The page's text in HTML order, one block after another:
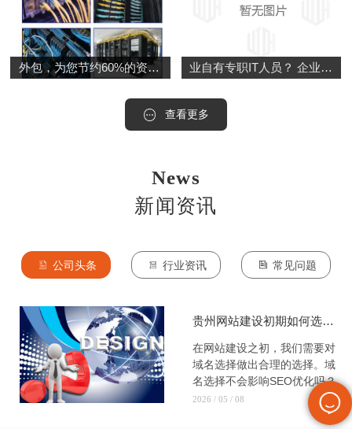
外包，为您节约60%的资金成本！ 选择南数网络为中小型企业量身定制的专业IT运维服务，为您降低90%的管理成本，节约60%的资金成本！ 业自有专职IT人员？ 企业招聘专职的IT技术人员，势必会增加企业的运营成本，工资成本，招聘成本，管理成本等等
查看更多
News
新闻资讯
公司头条 行业资讯 常见问题
贵州网站建设初期如何选择域名
在网站建设之初，我们需要对
域名选择做出合理的选择。域
名选择不会影响SEO优化吗？
这不是..的。重要的是要知道
用户搜索网站页面并不是完全
2026 / 05 / 08